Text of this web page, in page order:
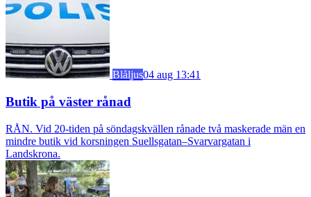
Blåljus04 aug 13:41
Butik på väster rånad
RÅN. Vid 20-tiden på söndagskvällen rånade två maskerade män en
mindre butik vid korsningen Suellsgatan–Svarvargatan i
Landskrona.